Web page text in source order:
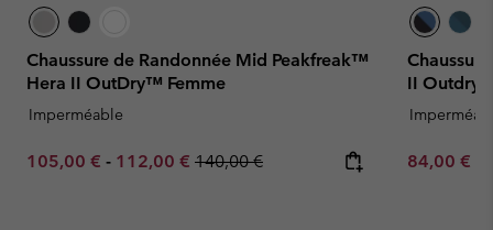
Chaussure de Randonnée Mid Peakfreak™
Hera II OutDry™ Femme
Imperméable
Minimum sale price:
105,00 € - Maximum sale price:
112,00 € Regular price:
140,00 €
II
Minimum
84,00 €